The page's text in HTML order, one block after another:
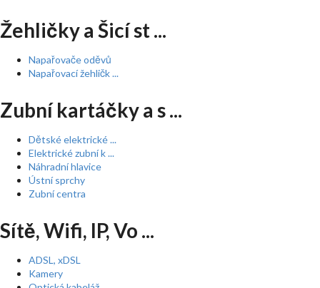
Žehličky a Šicí st ...
Napařovače oděvů
Napařovací žehličk ...
Zubní kartáčky a s ...
Dětské elektrické ...
Elektrické zubní k ...
Náhradní hlavice
Ústní sprchy
Zubní centra
Sítě, Wifi, IP, Vo ...
ADSL, xDSL
Kamery